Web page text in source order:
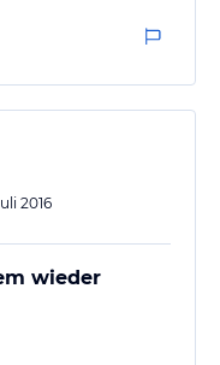
2016
wieder